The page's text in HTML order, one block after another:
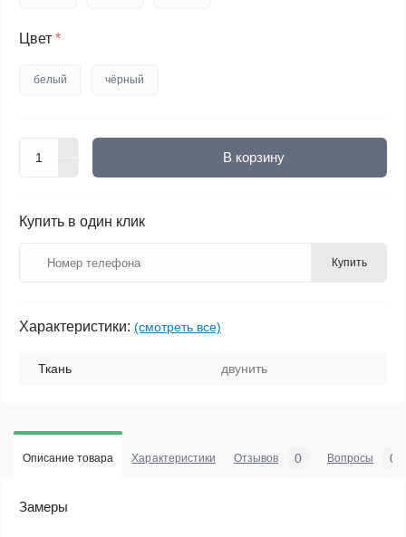
Цвет *
белый чёрный
В корзину
Купить в один клик
Купить
Характеристики: (смотреть все)
Ткань двунить
Описание товара Характеристики Отзывов 0 Вопросы 0
Замеры